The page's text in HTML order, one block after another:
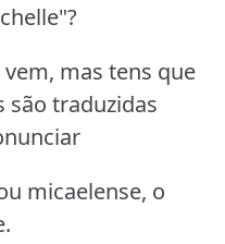
mas tens que
são traduzidas
micaelense, o